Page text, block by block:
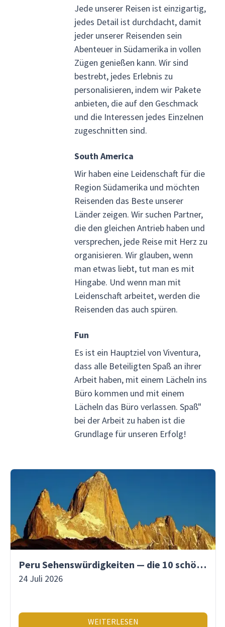
Jede unserer Reisen ist einzigartig,
jedes Detail ist durchdacht, damit
jeder unserer Reisenden sein
Abenteuer in Südamerika in vollen
Zügen genießen kann. Wir sind
bestrebt, jedes Erlebnis zu
personalisieren, indem wir Pakete
anbieten, die auf den Geschmack
und die Interessen jedes Einzelnen
zugeschnitten sind.
South America
Wir haben eine Leidenschaft für die
Region Südamerika und möchten
Reisenden das Beste unserer
Länder zeigen. Wir suchen Partner,
die den gleichen Antrieb haben und
versprechen, jede Reise mit Herz zu
organisieren. Wir glauben, wenn
man etwas liebt, tut man es mit
Hingabe. Und wenn man mit
Leidenschaft arbeitet, werden die
Reisenden das auch spüren.
Fun
Es ist ein Hauptziel von Viventura,
dass alle Beteiligten Spaß an ihrer
Arbeit haben, mit einem Lächeln ins
Büro kommen und mit einem
Lächeln das Büro verlassen. Spaß"
bei der Arbeit zu haben ist die
Grundlage für unseren Erfolg!
Peru Sehenswürdigkeiten — die 10 schönsten Orte
24 Juli 2026
WEITERLESEN